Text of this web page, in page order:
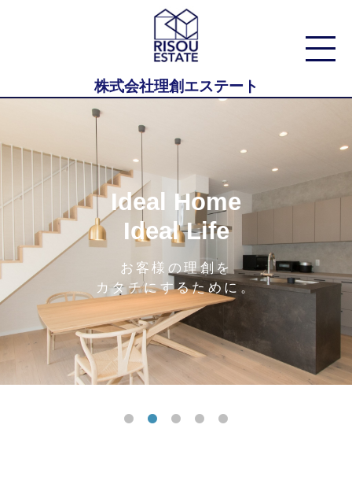
株式会社理創エステート
Ideal Home
Ideal Life
お客様の理創を
カタチにするために。